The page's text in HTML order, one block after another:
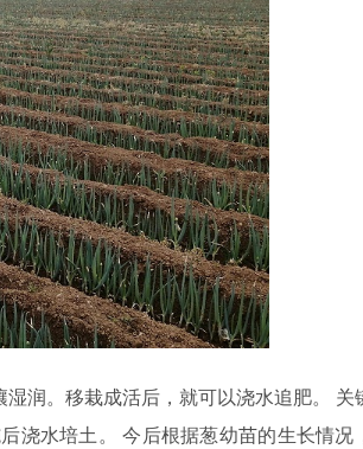
润。移栽成活后，就可以浇水追肥。 关
浇水培土。 今后根据葱幼苗的生长情况